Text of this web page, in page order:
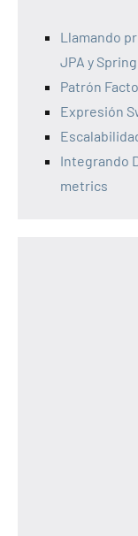
Llamando
JPA y
Patrón
Expresión
Integrando
metrics